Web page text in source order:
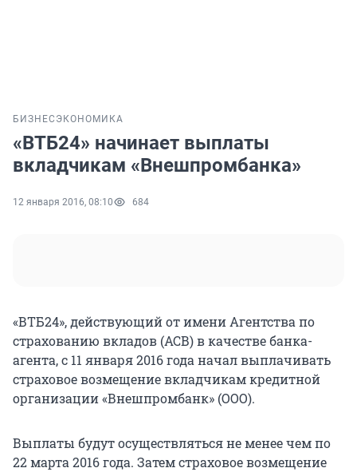
БИЗНЕС ЭКОНОМИКА
«ВТБ24» начинает выплаты
вкладчикам «Внешпромбанка»
12 января 2016, 08:10 684
«ВТБ24», действующий от имени Агентства по
страхованию вкладов (АСВ) в качестве банка-
агента, с 11 января 2016 года начал выплачивать
страховое возмещение вкладчикам кредитной
организации «Внешпромбанк» (ООО).
Выплаты будут осуществляться не менее чем по
22 марта 2016 года. Затем страховое возмещение